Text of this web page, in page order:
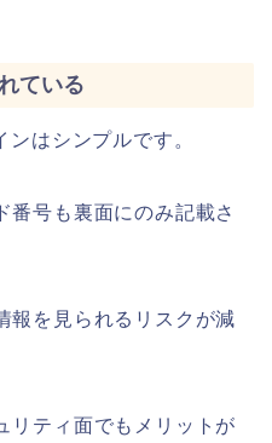
ている
はシンプルです。
番号も裏面にのみ記載さ
報を見られるリスクが減
リティ面でもメリットが